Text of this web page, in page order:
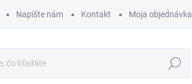
Napíšte nám Kontakt Moja objednávka
Hľadať